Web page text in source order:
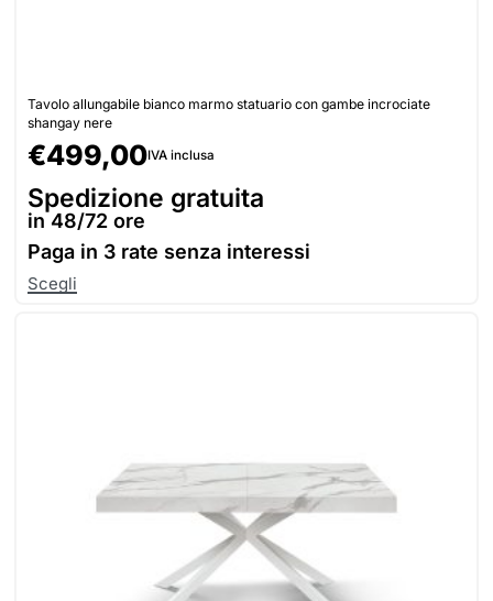
Tavolo allungabile bianco marmo statuario con gambe incrociate
shangay nere
€499,00IVA inclusa
Spedizione gratuita
in 48/72 ore
Paga in 3 rate senza interessi
Scegli